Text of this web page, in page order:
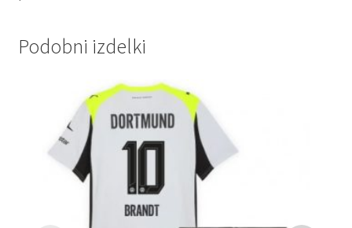
Podobni izdelki